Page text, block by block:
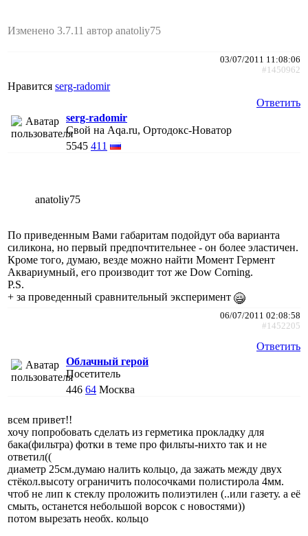
Изменено 3.7.11 автор anatoliy75
03/07/2011 11:08:06
#1450962
Нравится serg-radomir
Ответить
serg-radomir
Свой на Aqa.ru, Ортодокс-Новатор
5545 411
anatoliy75
По приведенным Вами габаритам подойдут оба варианта
силикона, но первый предпочтительнее - он более эластичен.
Кроме того, думаю, везде можно найти Момент Гермент
Аквариумный, его производит тот же Dow Corning.
P.S.
+ за проведенный сравнительный эксперимент
06/07/2011 02:08:58
#1452205
Ответить
Облачный герой
Посетитель
446 64 Москва
всем привет!!
хочу попробовать сделать из герметика прокладку для
бака(фильтра) фотки в теме про фильты-нихто так и не
ответил((
диаметр 25см.думаю налить кольцо, да зажать между двух
стёкол.высоту ограничить полосочками полистирола 4мм.
чтоб не лип к стеклу проложить полиэтилен (..или газету. а её
смыть, останется небольшой ворсок с новостями))
потом вырезать необх. кольцо